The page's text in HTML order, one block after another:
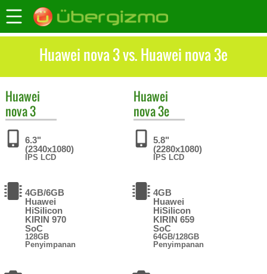
Huawei nova 3 vs. Huawei nova 3e
Huawei
nova 3
6.3"
(2340x1080)
IPS LCD
4GB/6GB
Huawei
HiSilicon
KIRIN 970
SoC
128GB
Penyimpanan
Huawei
nova 3e
5.8"
(2280x1080)
IPS LCD
4GB
Huawei
HiSilicon
KIRIN 659
SoC
64GB/128GB
Penyimpanan